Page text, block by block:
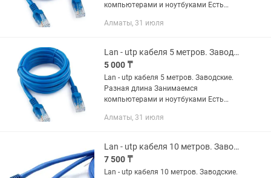
компьютерами и ноутбуками Есть
Алматы, 31 июля
Lan - utp кабеля 5 метров. Заводские. Разная длина
5 000 ₸
Lan - utp кабеля 5 метров. Заводские.
Разная длина Занимаемся
компьютерами и ноутбуками Есть
Алматы, 31 июля
Lan - utp кабеля 10 метров. Заводские. Разная длина. Доставка
7 500 ₸
Lan - utp кабеля 10 метров. Заводские.